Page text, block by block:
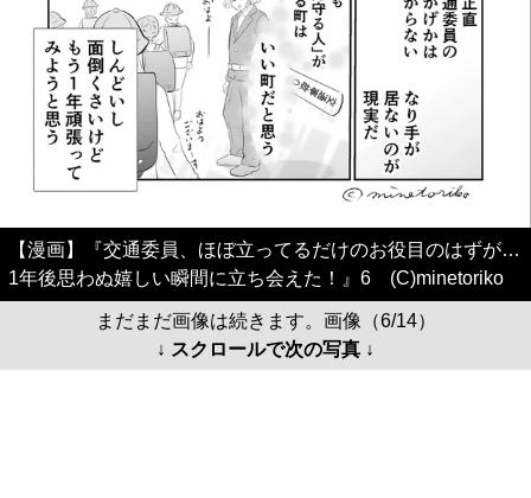
【漫画】『交通委員、ほぼ立ってるだけのお役目のはずが…
1年後思わぬ嬉しい瞬間に立ち会えた！』6 (C)minetoriko
まだまだ画像は続きます。画像（6/14）
↓ スクロールで次の写真 ↓